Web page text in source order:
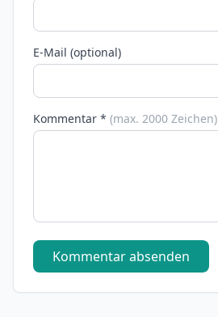
E-Mail (optional)
Kommentar * (max. 2000 Zeichen)
Kommentar absenden